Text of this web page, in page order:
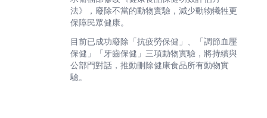
法》，廢除不當的動物實驗，減少動物犧牲更
保障民眾健康。
目前已成功廢除「抗疲勞保健」、「調節血壓
保健」「牙齒保健」三項動物實驗，將持續與
公部門對話，推動刪除健康食品所有動物實
驗。